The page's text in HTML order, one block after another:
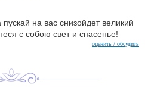
на вас снизойдет великий
с собою свет и спасенье!
оценить / обсудить